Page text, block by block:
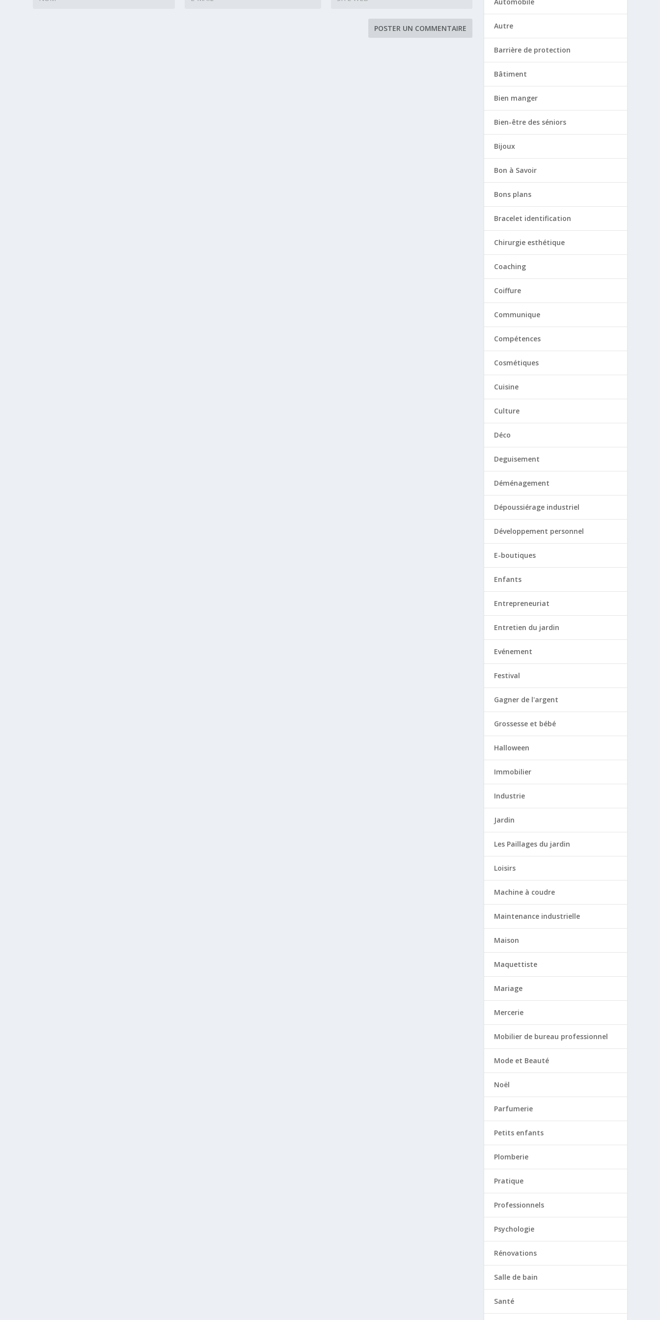
Autre
Barrière de protection
Bâtiment
Bien manger
Bien-être des séniors
Bijoux
Bon à Savoir
Bons plans
Bracelet identification
Chirurgie esthétique
Coaching
Coiffure
Communique
Compétences
Cosmétiques
Cuisine
Culture
Déco
Deguisement
Déménagement
Dépoussiérage industriel
Développement personnel
E-boutiques
Enfants
Entrepreneuriat
Entretien du jardin
Evénement
Festival
Gagner de l'argent
Grossesse et bébé
Halloween
Immobilier
Industrie
Jardin
Les Paillages du jardin
Loisirs
Machine à coudre
Maintenance industrielle
Maison
Maquettiste
Mariage
Mercerie
Mobilier de bureau professionnel
Mode et Beauté
Noël
Parfumerie
Petits enfants
Plomberie
Pratique
Professionnels
Psychologie
Rénovations
Salle de bain
Santé